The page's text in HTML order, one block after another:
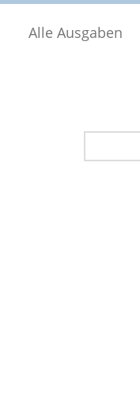
Alle Ausgaben